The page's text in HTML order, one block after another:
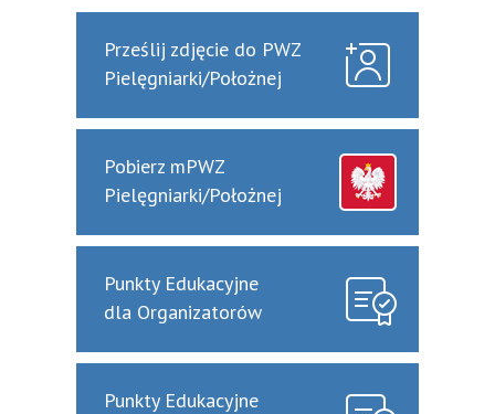
Prześlij zdjęcie do PWZ
Pielęgniarki/Położnej
Pobierz mPWZ
Pielęgniarki/Położnej
Punkty Edukacyjne
dla Organizatorów
Punkty Edukacyjne